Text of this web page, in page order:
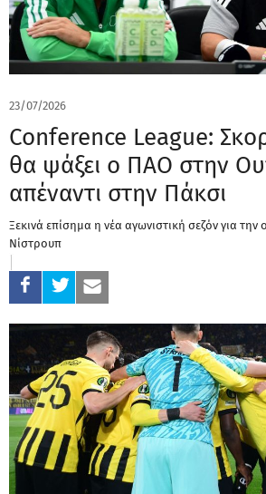
23/07/2026
Conference League:
θα ψάξει ο ΠΑΟ στην
απέναντι στην Πάκσι
Ξεκινά επίσημα η νέα αγωνιστική σεζόν για
Νίστρουπ